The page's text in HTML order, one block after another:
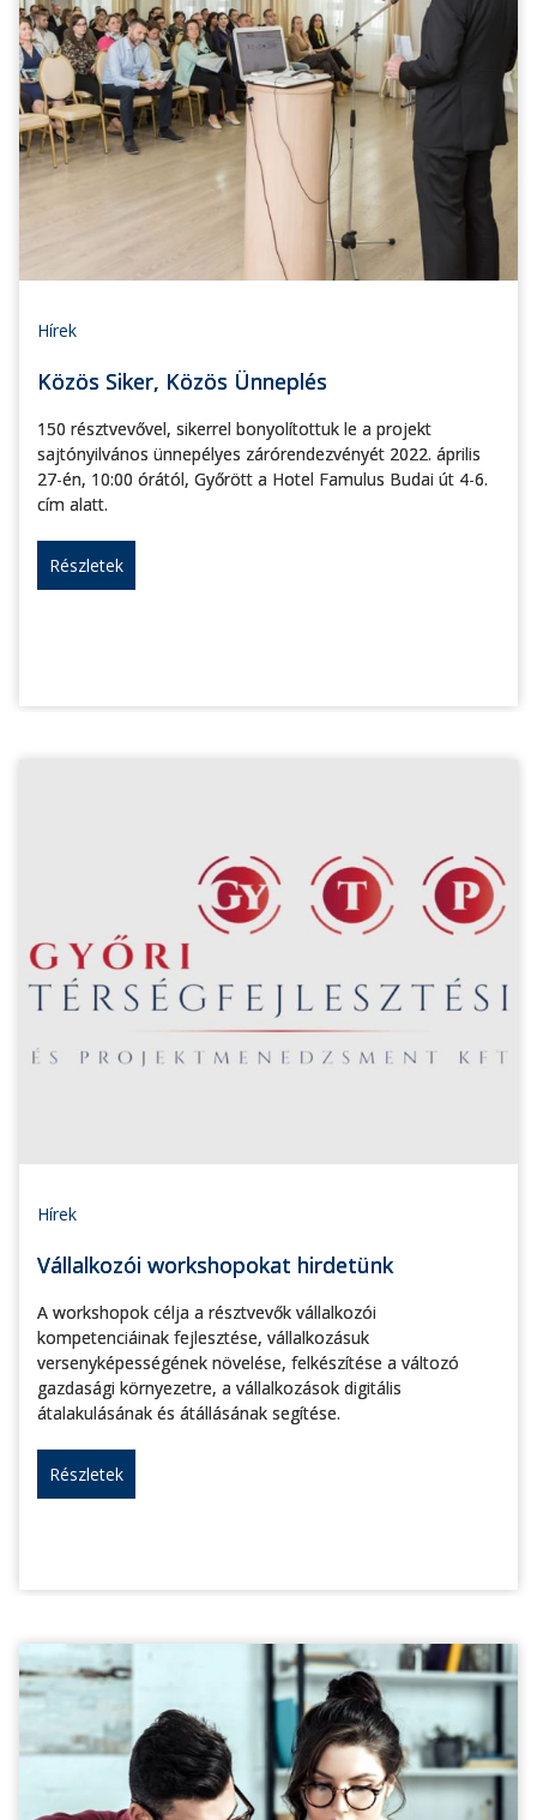
Hírek
Közös Siker, Közös Ünneplés
150 résztvevővel, sikerrel bonyolítottuk le a projekt
sajtónyilvános ünnepélyes zárórendezvényét 2022. április
27-én, 10:00 órától, Győrött a Hotel Famulus Budai út 4-6.
cím alatt.
Részletek
Hírek
Vállalkozói workshopokat hirdetünk
A workshopok célja a résztvevők vállalkozói
kompetenciáinak fejlesztése, vállalkozásuk
versenyképességének növelése, felkészítése a változó
gazdasági környezetre, a vállalkozások digitális
átalakulásának és átállásának segítése.
Részletek